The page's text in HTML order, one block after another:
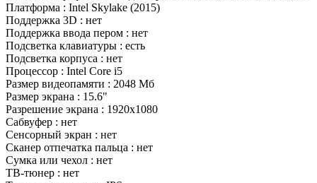
Платформа : Intel Skylake (2015)
Поддержка 3D : нет
Поддержка ввода пером : нет
Подсветка клавиатуры : есть
Подсветка корпуса : нет
Процессор : Intel Core i5
Размер видеопамяти : 2048 Мб
Размер экрана : 15.6"
Разрешение экрана : 1920x1080
Сабвуфер : нет
Сенсорный экран : нет
Сканер отпечатка пальца : нет
Сумка или чехол : нет
ТВ-тюнер : нет